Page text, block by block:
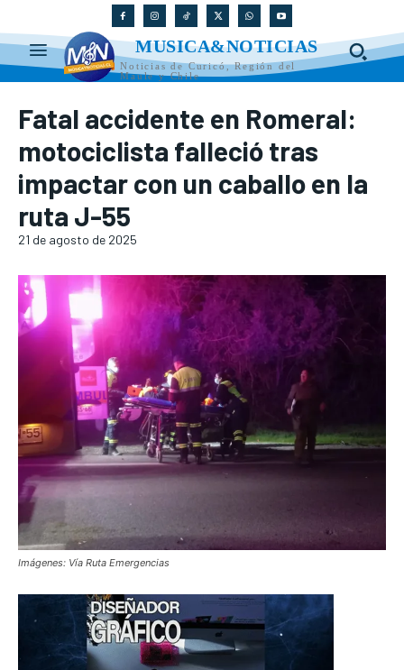
MUSICA&NOTICIAS
Noticias de Curicó, Región del
Maule y Chile
Fatal accidente en Romeral:
motociclista falleció tras
impactar con un caballo en la
ruta J-55
21 de agosto de 2025
Imágenes: Vía Ruta Emergencias